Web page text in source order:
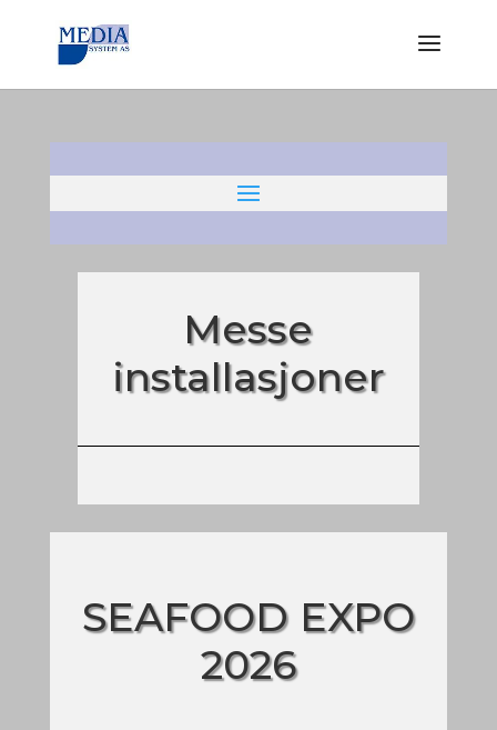
Messe
installasjoner
SEAFOOD EXPO
2026